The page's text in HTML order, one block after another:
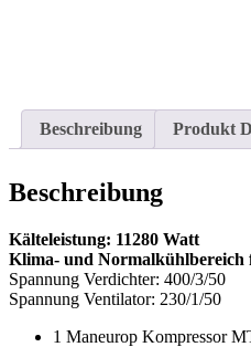
Beschreibung Produkt
Beschreibung
Kälteleistung: 11280 Watt
Klima- und Normalkühlbereich
Spannung Verdichter: 400/3/50
Spannung Ventilator: 230/1/50
1 Maneurop Kompressor